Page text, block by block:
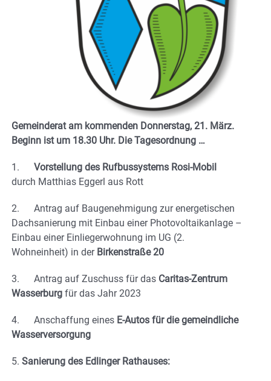
Gemeinderat am kommenden Donnerstag, 21. März.
Beginn ist um 18.30 Uhr. Die Tagesordnung …
1. Vorstellung des Rufbussystems Rosi-Mobil
durch Matthias Eggerl aus Rott
2. Antrag auf Baugenehmigung zur energetischen
Dachsanierung mit Einbau einer Photovoltaikanlage –
Einbau einer Einliegerwohnung im UG (2.
Wohneinheit) in der Birkenstraße 20
3. Antrag auf Zuschuss für das Caritas-Zentrum
Wasserburg für das Jahr 2023
4. Anschaffung eines E-Autos für die gemeindliche
Wasserversorgung
5. Sanierung des Edlinger Rathauses: